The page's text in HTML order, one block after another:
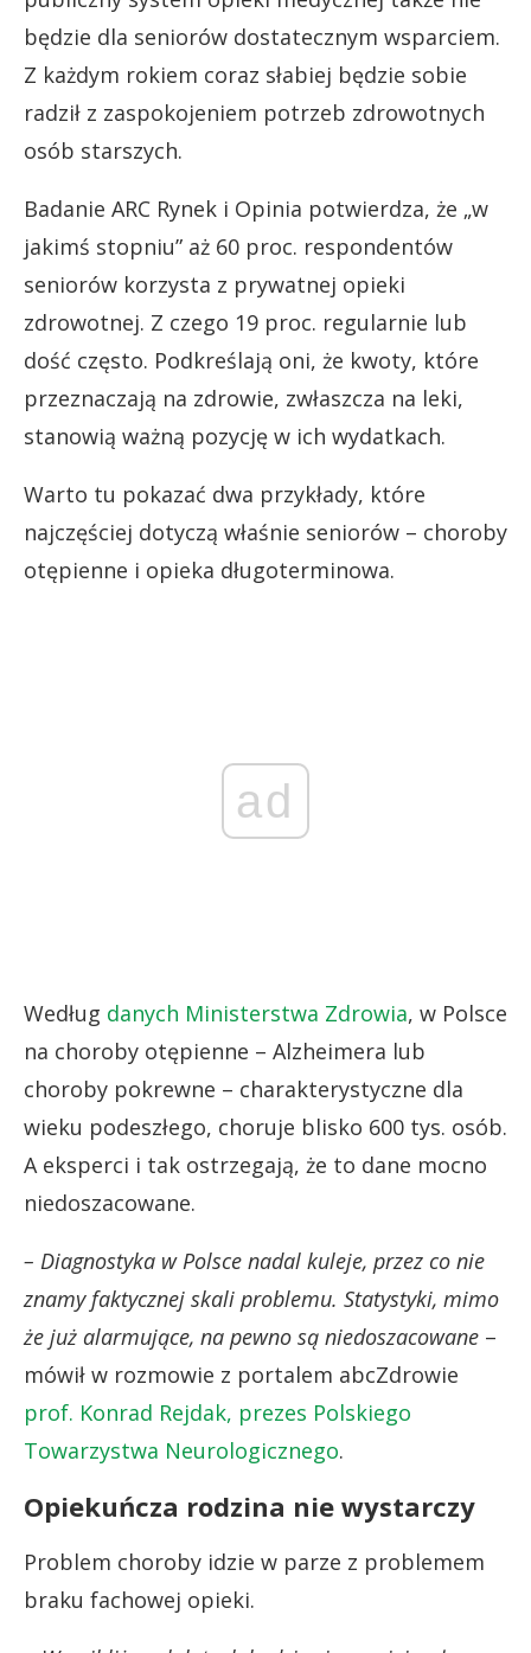
będzie dla seniorów dostatecznym wsparciem.
Z każdym rokiem coraz słabiej będzie sobie
radził z zaspokojeniem potrzeb zdrowotnych
osób starszych.
Badanie ARC Rynek i Opinia potwierdza, że „w
jakimś stopniu” aż 60 proc. respondentów
seniorów korzysta z prywatnej opieki
zdrowotnej. Z czego 19 proc. regularnie lub
dość często. Podkreślają oni, że kwoty, które
przeznaczają na zdrowie, zwłaszcza na leki,
stanowią ważną pozycję w ich wydatkach.
Warto tu pokazać dwa przykłady, które
najczęściej dotyczą właśnie seniorów – choroby
otępienne i opieka długoterminowa.
ad
Według danych Ministerstwa Zdrowia, w Polsce
na choroby otępienne – Alzheimera lub
choroby pokrewne – charakterystyczne dla
wieku podeszłego, choruje blisko 600 tys. osób.
A eksperci i tak ostrzegają, że to dane mocno
niedoszacowane.
– Diagnostyka w Polsce nadal kuleje, przez co nie
znamy faktycznej skali problemu. Statystyki, mimo
że już alarmujące, na pewno są niedoszacowane –
mówił w rozmowie z portalem abcZdrowie
prof. Konrad Rejdak, prezes Polskiego
Towarzystwa Neurologicznego.
Opiekuńcza rodzina nie wystarczy
Problem choroby idzie w parze z problemem
braku fachowej opieki.